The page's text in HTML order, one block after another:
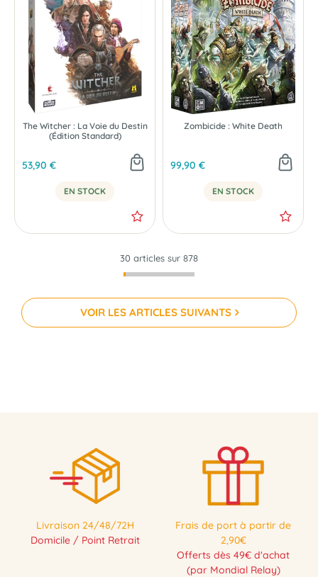
The Witcher : La Voie du Destin
(Édition Standard)
53,90 €
EN STOCK
Zombicide : White Death
99,90 €
EN STOCK
30 articles sur 878
VOIR LES ARTICLES SUIVANTS
Livraison 24/48/72H
Domicile / Point Retrait
Frais de port à partir de
2,90€
Offerts dès 49€ d'achat
(par Mondial Relay)